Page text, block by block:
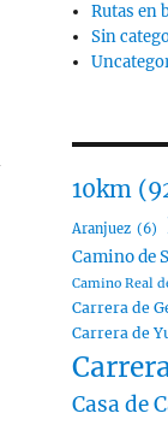
Rutas en
Sin
10km
Aranjuez (6)
Camino de
Camino Real
Carrera de
Carrera de
Casa de